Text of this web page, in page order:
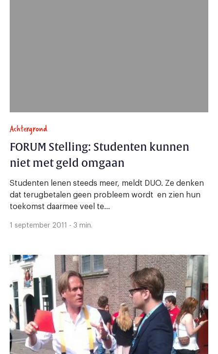
Achtergrond
FORUM Stelling: Studenten kunnen
niet met geld omgaan
Studenten lenen steeds meer, meldt DUO. Ze denken
dat terugbetalen geen probleem wordt en zien hun
toekomst daarmee veel te...
1 september 2011 - 3 min.